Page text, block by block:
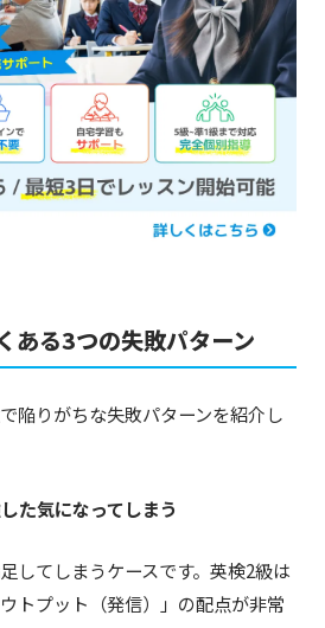
ある3つの失敗パターン
陥りがちな失敗パターンを紹介し
た気になってしまう
してしまうケースです。英検2級は
トプット（発信）」の配点が非常